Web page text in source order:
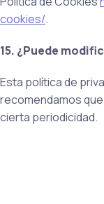
cookies/.
15. ¿Puede
Esta política de
recomendamos
cierta periodicidad.